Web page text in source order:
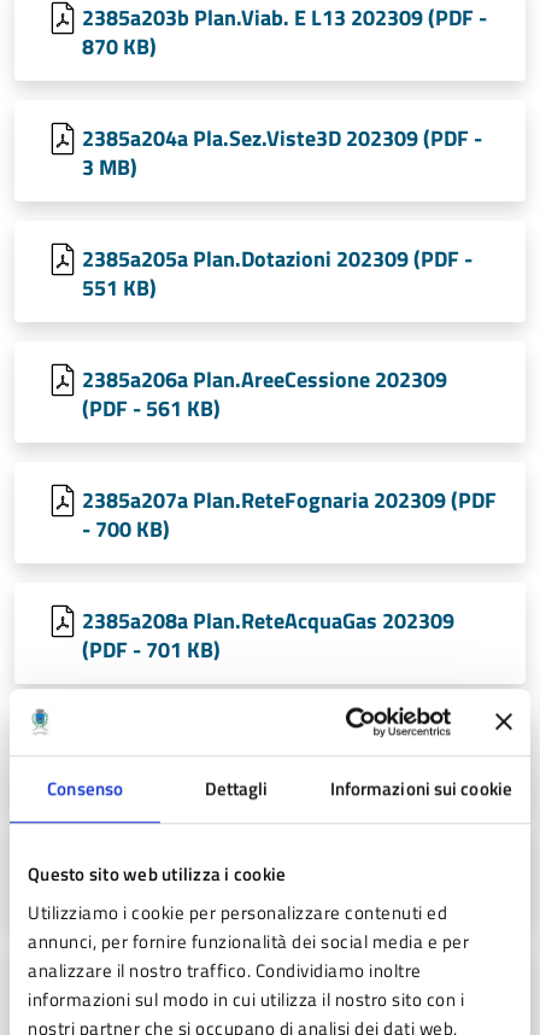
Consenso Dettagli Informazioni sui cookie
Questo sito web utilizza i cookie
Utilizziamo i cookie per personalizzare contenuti ed
annunci, per fornire funzionalità dei social media e per
analizzare il nostro traffico. Condividiamo inoltre
informazioni sul modo in cui utilizza il nostro sito con i
nostri partner che si occupano di analisi dei dati web,
2385a203b Plan.Viab. E L13 202309 (PDF -
870 KB)
2385a204a Pla.Sez.Viste3D 202309 (PDF -
3 MB)
2385a205a Plan.Dotazioni 202309 (PDF -
551 KB)
2385a206a Plan.AreeCessione 202309
(PDF - 561 KB)
2385a207a Plan.ReteFognaria 202309 (PDF
- 700 KB)
2385a208a Plan.ReteAcquaGas 202309
(PDF - 701 KB)
2385a209a Plan.ReteElettrica 202309 (PDF
2385a210a Plan.ReteTel 202309 (PDF - 632
KB)
2385a211a Plan.ReteIllPuublica 202309
(PDF - 786 KB)